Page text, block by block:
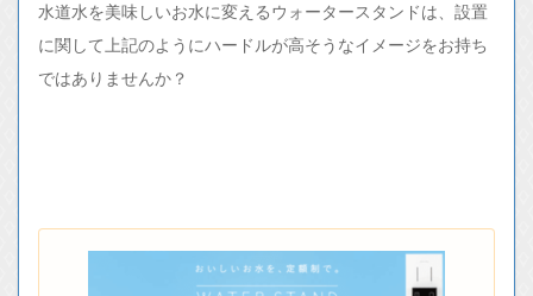
水道水を美味しいお水に変えるウォータースタンドは、設置
に関して上記のようにハードルが高そうなイメージをお持ち
ではありませんか？